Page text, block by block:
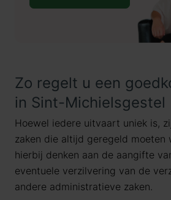
Zo regelt u een
in Sint-Michielsgestel
Hoewel iedere uitvaart uniek is,
zaken die altijd geregeld moeten
hierbij denken aan de aangifte
eventuele verzilvering van de
andere administratieve zaken.